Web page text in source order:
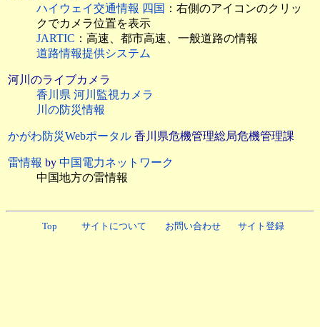
ハイウェイ交通情報 四国 ：右側のアイコンのクリッ
クでカメラ位置を表示
JARTIC ：高速、都市高速、一般道路の情報
道路情報提供システム
河川のライブカメラ
香川県 河川監視カメラ
川の防災情報
かがわ防災Webポータル 香川県危機管理総局危機管理課
雷情報 by 中国電力ネットワーク
中国地方の雷情報
Top サイトについて お問い合わせ サイト登録